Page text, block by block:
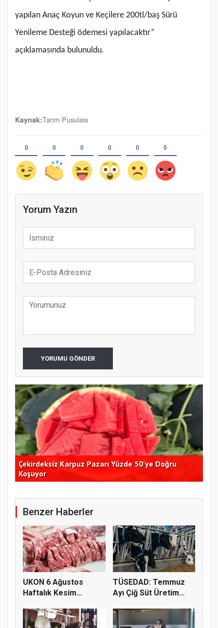
yapılan Anaç Koyun ve Keçilere 200tl/baş Sürü
Yenileme Desteği ödemesi yapılacaktır”
açıklamasında bulunuldu.
Kaynak:Tarım Pusulası
0 0 0 0 0 0
Yorum Yazın
YORUMU GÖNDER
Çekirdeksiz Karpuz Pazarı Yüzde 50’ye Doğru
Koşuyor
Benzer Haberler
UKON 6 Ağustos
Haftalık Kesim
TÜSEDAD: Temmuz
Ayı Çiğ Süt Üretim